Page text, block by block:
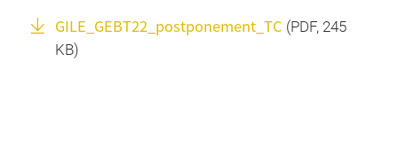
GILE_GEBT22_postponement_TC (PDF, 245
KB)